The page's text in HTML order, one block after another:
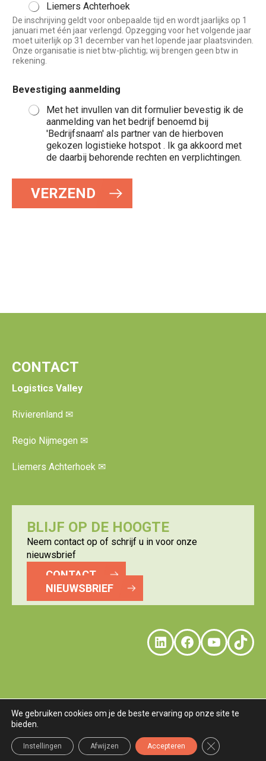
Liemers Achterhoek
De inschrijving geldt voor onbepaalde tijd en wordt jaarlijks op 1
januari met één jaar verlengd. Opzegging voor het volgende jaar
moet uiterlijk op 31 december van het lopende jaar plaatsvinden.
Onze organisatie is niet btw-plichtig; wij brengen geen btw in
rekening.
Bevestiging aanmelding
Met het invullen van dit formulier bevestig ik de
aanmelding van het bedrijf benoemd bij
'Bedrijfsnaam' als partner van de hierboven
gekozen logistieke hotspot . Ik ga akkoord met
de daarbij behorende rechten en verplichtingen.
VERZEND
CONTACT
Logistics Valley
Rivierenland ✉
Regio Nijmegen ✉
Liemers Achterhoek ✉
BLIJF OP DE HOOGTE
Neem contact op of schrijf u in voor onze
nieuwsbrief
CONTACT
NIEUWSBRIEF
LinkedIn
Facebook
© LOGISTICS VALLEY
TERMS
We gebruiken cookies om je de beste ervaring op onze site te
bieden.
Accepteren
Afwijzen
Instellingen Sluit AVG/